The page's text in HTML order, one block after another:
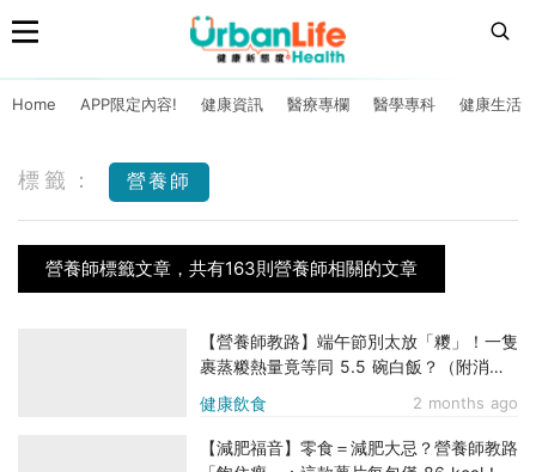
Home APP限定內容! 健康資訊 醫療專欄 醫學專科 健康生活
標籤： 營養師
營養師標籤文章，共有163則營養師相關的文章
健康飲食 2 months ago
【營養師教路】端午節別太放「糭」！一隻
裹蒸糉熱量竟等同 5.5 碗白飯？（附消滯
與剩糭大變身秘訣）
【減肥福音】零食＝減肥大忌？營養師教路